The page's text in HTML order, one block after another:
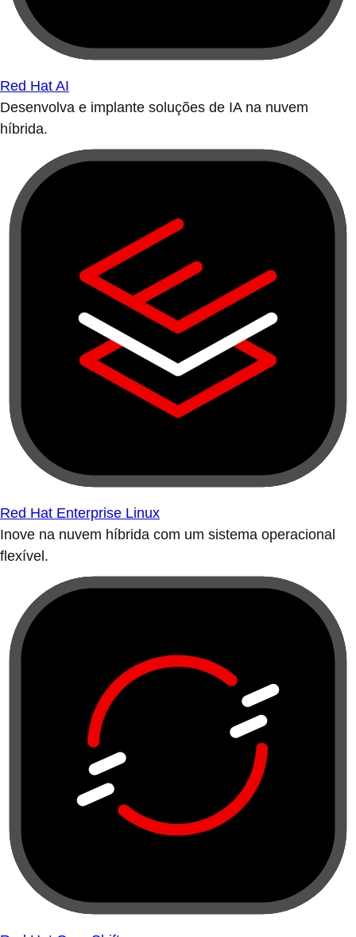
Red Hat AI
Desenvolva e implante soluções de IA na nuvem
híbrida.
Red Hat Enterprise Linux
Inove na nuvem híbrida com um sistema operacional
flexível.